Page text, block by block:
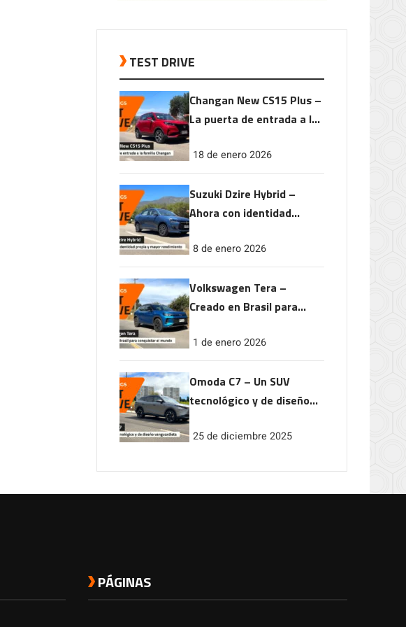
TEST DRIVE
Changan New CS15 Plus –
La puerta de entrada a la
18 de enero 2026
Suzuki Dzire Hybrid –
Ahora con identidad
rendimiento
8 de enero 2026
Volkswagen Tera –
Creado en Brasil para
1 de enero 2026
Omoda C7 – Un SUV
tecnológico y de diseño
25 de diciembre 2025
PÁGINAS